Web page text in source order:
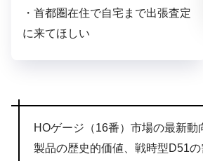
・首都圏在住で自宅まで出張査定
に来てほしい
HOゲージ（16番）市場の最新動
製品の歴史的価値、戦時型D51